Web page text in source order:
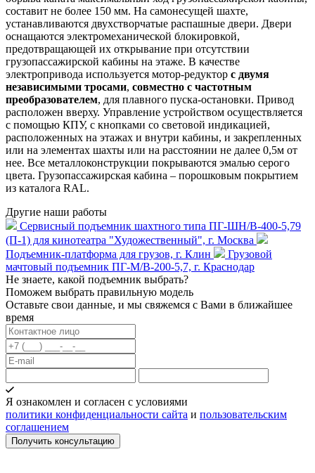
составит не более 150 мм. На самонесущей шахте,
устанавливаются двухстворчатые распашные двери. Двери
оснащаются электромеханической блокировкой,
предотвращающей их открывание при отсутствии
грузопассажирской кабины на этаже. В качестве
электропривода используется мотор-редуктор с двумя
независимыми тросами, совместно с частотным
преобразователем, для плавного пуска-остановки. Привод
расположен вверху. Управление устройством осуществляется
с помощью КПУ, с кнопками со световой индикацией,
расположенных на этажах и внутри кабины, и закрепленных
или на элементах шахты или на расстоянии не далее 0,5м от
нее. Все металлоконструкции покрываются эмалью серого
цвета. Грузопассажирская кабина – порошковым покрытием
из каталога RAL.
Другие наши работы
Сервисный подъемник шахтного типа ПГ-ШН/В-400-5,79
(П-1) для кинотеатра "Художественный", г. Москва
Подъемник-платформа для грузов, г. Клин
Грузовой
мачтовый подъемник ПГ-М/В-200-5,7, г. Краснодар
Не знаете, какой подъемник выбрать?
Поможем выбрать правильную модель
Оставьте свои данные, и мы свяжемся с Вами в ближайшее
время
Я ознакомлен и согласен с условиями
политики конфиденциальности сайта и пользовательским
соглашением